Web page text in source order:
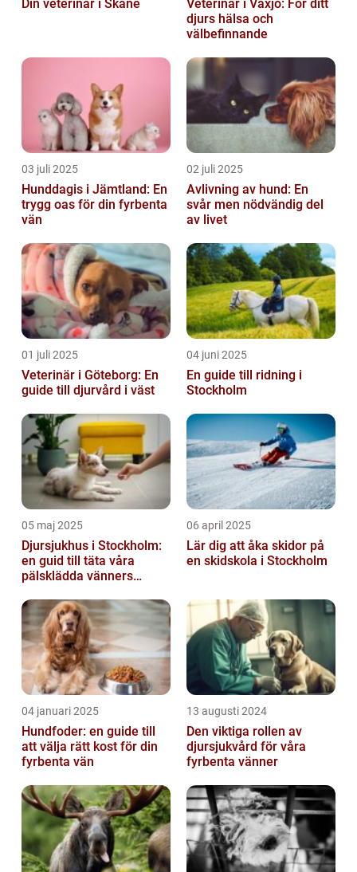
Din veterinär i Skåne
Veterinär i Växjö: För ditt
djurs hälsa och
välbefinnande
03 juli 2025
Hunddagis i Jämtland: En
trygg oas för din fyrbenta
vän
02 juli 2025
Avlivning av hund: En
svår men nödvändig del
av livet
01 juli 2025
Veterinär i Göteborg: En
guide till djurvård i väst
04 juni 2025
En guide till ridning i
Stockholm
05 maj 2025
Djursjukhus i Stockholm:
en guid till täta våra
pälsklädda vänners
06 april 2025
Lär dig att åka skidor på
en skidskola i Stockholm
04 januari 2025
Hundfoder: en guide till
att välja rätt kost för din
fyrbenta vän
13 augusti 2024
Den viktiga rollen av
djursjukvård för våra
fyrbenta vänner